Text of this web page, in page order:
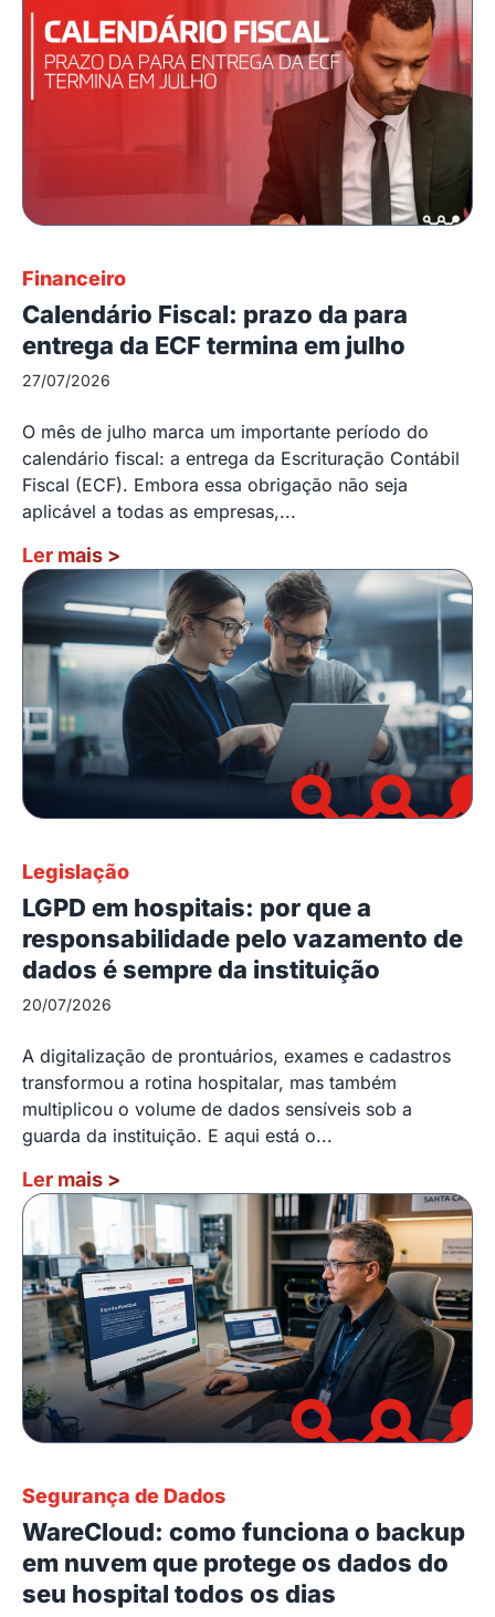
Financeiro
Calendário Fiscal: prazo da para
entrega da ECF termina em julho
27/07/2026
O mês de julho marca um importante período do
calendário fiscal: a entrega da Escrituração Contábil
Fiscal (ECF). Embora essa obrigação não seja
aplicável a todas as empresas,...
Ler mais >
Legislação
LGPD em hospitais: por que a
responsabilidade pelo vazamento de
dados é sempre da instituição
20/07/2026
A digitalização de prontuários, exames e cadastros
transformou a rotina hospitalar, mas também
multiplicou o volume de dados sensíveis sob a
guarda da instituição. E aqui está o...
Ler mais >
Segurança de Dados
WareCloud: como funciona o backup
em nuvem que protege os dados do
seu hospital todos os dias